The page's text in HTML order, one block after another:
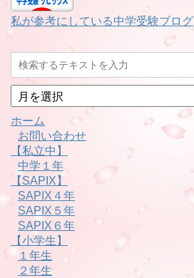
私が参考にしている中学受験ブログ
月
別
ホーム
お問い合わせ
【私立中】
中学１年
【SAPIX】
SAPIX４年
SAPIX５年
SAPIX６年
【小学生】
１年生
２年生